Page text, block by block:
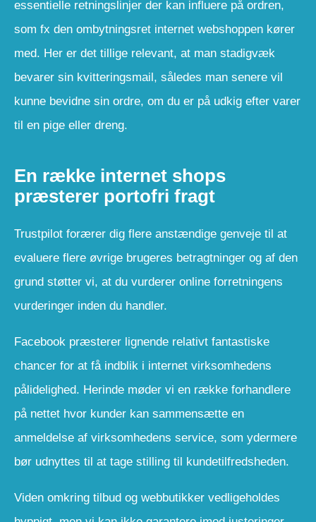
essentielle retningslinjer der kan influere på ordren,
som fx den ombytningsret internet webshoppen kører
med. Her er det tillige relevant, at man stadigvæk
bevarer sin kvitteringsmail, således man senere vil
kunne bevidne sin ordre, om du er på udkig efter varer
til en pige eller dreng.
En række internet shops
præsterer portofri fragt
Trustpilot forærer dig flere anstændige genveje til at
evaluere flere øvrige brugeres betragtninger og af den
grund støtter vi, at du vurderer online forretningens
vurderinger inden du handler.
Facebook præsterer lignende relativt fantastiske
chancer for at få indblik i internet virksomhedens
pålidelighed. Herinde møder vi en række forhandlere
på nettet hvor kunder kan sammensætte en
anmeldelse af virksomhedens service, som ydermere
bør udnyttes til at tage stilling til kundetilfredsheden.
Viden omkring tilbud og webbutikker vedligeholdes